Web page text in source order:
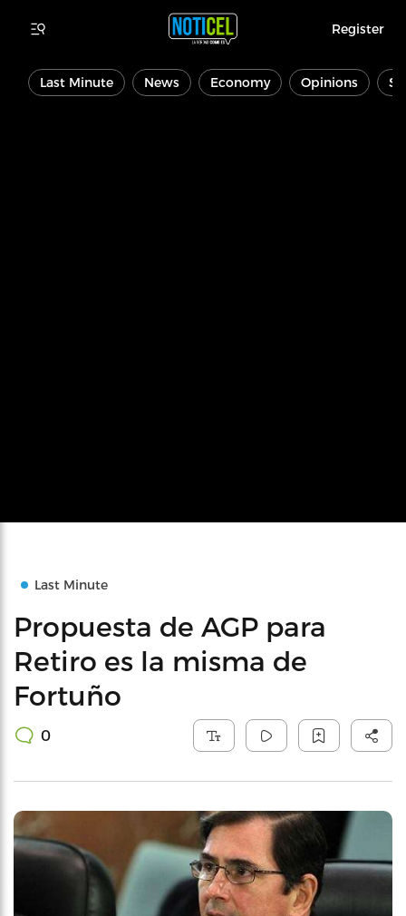
Register
Last Minute News Economy Opinions
Last Minute
Propuesta de AGP para
Retiro es la misma de
Fortuño
0